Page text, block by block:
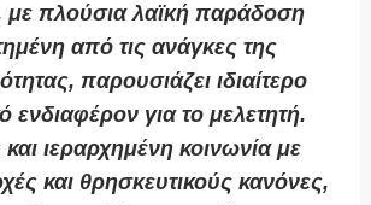
με πλούσια λαϊκή παράδοση
από τις ανάγκες της
παρουσιάζει ιδιαίτερο
ενδιαφέρον για το μελετητή.
ιεραρχημένη κοινωνία με
και θρησκευτικούς κανόνες,